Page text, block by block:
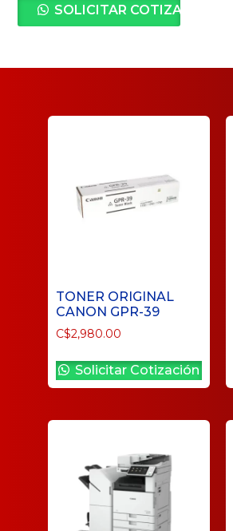
SOLICITAR COTIZACIÓN
TONER ORIGINAL
CANON GPR-39
C$2,980.00
Solicitar Cotización